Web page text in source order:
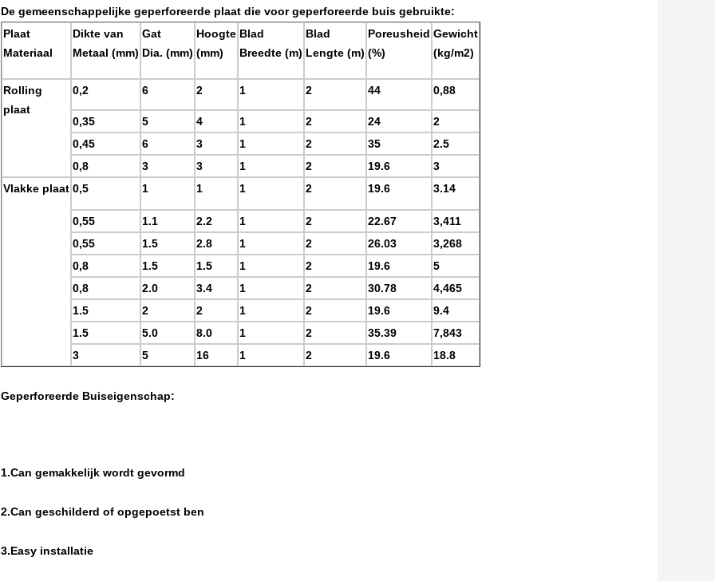
De gemeenschappelijke geperforeerde plaat die voor geperforeerde buis gebruikte:
Plaat
Materiaal
Dikte van
Metaal (mm)
Gat
Dia. (mm)
Hoogte
(mm)
Blad
Breedte (m)
Blad
Lengte (m)
Poreusheid
(%)
Gewicht
(kg/m2)
Rolling
plaat
0,2 6 2 1 2 44 0,88
0,35 5 4 1 2 24
2
0,45
6 3 1 2 35
2.5
0,8
3 3 1 2 19.6
3
Vlakke plaat 0,5 1 1 1 2 19.6 3.14
0,55 1.1 2.2 1 2 22.67
3,411
0,55
1.5 2.8 1 2 26.03
3,268
0,8
1.5 1.5 1 2 19.6
5
0,8
2.0 3.4 1 2 30.78
4,465
1.5
2 2 1 2 19.6
9.4
1.5
5.0 8.0 1 2 35.39
7,843
3
5 16 1 2 19.6 18.8
Geperforeerde Buiseigenschap:
1.Can gemakkelijk wordt gevormd
2.Can geschilderd of opgepoetst ben
3.Easy installatie